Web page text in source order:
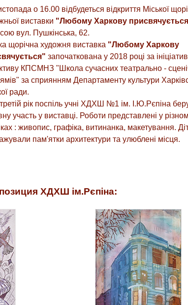
о 16.00 відбудеться відкриття Міської
виставки "Любому Харкову
вул. Пушкінська, 62.
щорічна художня виставка "Любому Харкову
започаткована у 2018 році за
КПСМНЗ "Школа сучасних театрально -
за сприянням Департаменту культури
ради.
рік поспіль учні ХДХШ №1 ім. І.Ю.Рєпіна
участь у виставці. Роботи представлені у
: живопис, графіка, витинанка, макетування.
пам'ятки архитектури та улюблені місця.
ХДХШ ім.Рєпіна: